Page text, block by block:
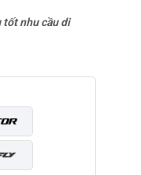
tốt nhu cầu di